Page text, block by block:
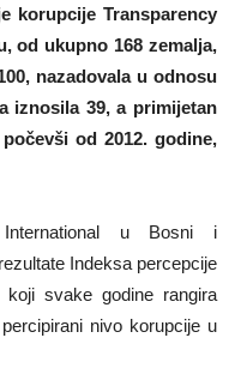
korupcije Transparency
od ukupno 168 zemalja,
nazadovala u odnosu
iznosila 39, a primijetan
od 2012. godine,
u Bosni i
Indeksa percepcije
svake godine rangira
nivo korupcije u